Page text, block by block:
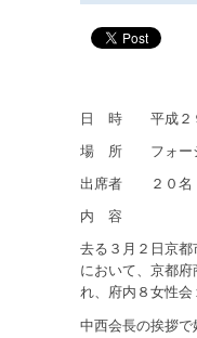
日 時 平成２
場 所 フォーシ
出席者 ２０名
内 容
去る３月２日京
において、京都府
れ、府内８女性会
中西会長の挨拶